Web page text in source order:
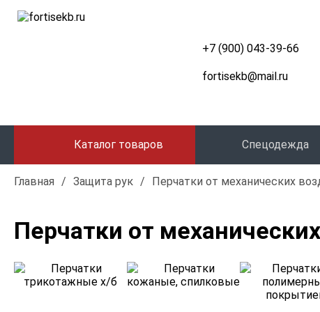
+7 (900) 043-39-66
fortisekb@mail.ru
Каталог товаров Спецодежда
Главная / Защита рук / Перчатки от механических
Перчатки от